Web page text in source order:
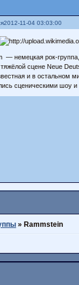
2012-11-04 03:03:00
— немецкая рок-
сцене Neue
и в остальном
сценическими шоу
» Rammstein